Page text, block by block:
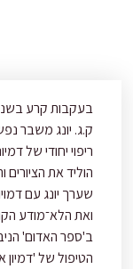
ק.ג. יונג משבר
ריפוי יחודי של
הוליד את
שערך יונג עם
ב'ספר האדום'
הטיפול של 'דמיון